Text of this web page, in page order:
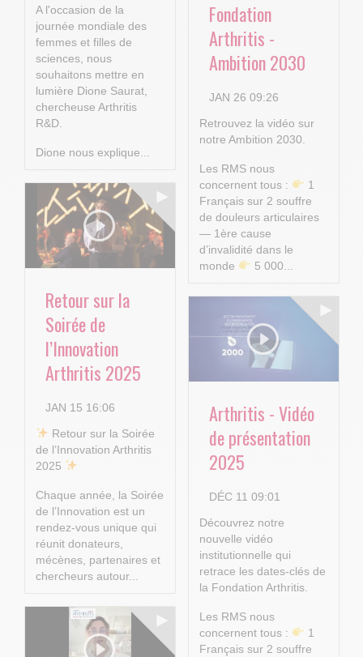
A l'occasion de la
journée mondiale des
femmes et filles de
sciences, nous
souhaitons mettre en
lumière Dione Saurat,
chercheuse Arthritis
R&D.
Dione nous explique...
Fondation
Arthritis -
Ambition 2030
JAN 26 09:26
Retrouvez la vidéo sur
notre Ambition 2030.
Les RMS nous
concernent tous :
1
Français sur 2 souffre
de douleurs articulaires
— 1ère cause
d’invalidité dans le
monde
5 000...
Retour sur la
Soirée de
l’Innovation
Arthritis 2025
JAN 15 16:06
​ Retour sur la Soirée
de l’Innovation Arthritis
2025
Chaque année, la Soirée
de l’Innovation est un
rendez-vous unique qui
réunit donateurs,
mécènes, partenaires et
chercheurs autour...
Arthritis - Vidéo
de présentation
2025
DÉC 11 09:01
Découvrez notre
nouvelle vidéo
institutionnelle qui
retrace les dates-clés de
la Fondation Arthritis.
Les RMS nous
concernent tous :
1
Français sur 2 souffre